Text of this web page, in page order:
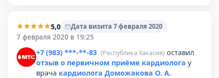
5,0
Дата визита 7 февраля 2020
7 февраля 2020 в 19:25
+7 (983) ***-**-83 (Республика Хакасия) оставил
отзыв о первичном приёме кардиолога у
врача кардиолога Доможакова О. А.